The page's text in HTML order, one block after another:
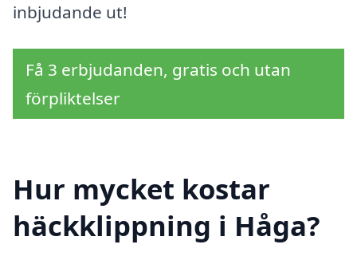
inbjudande ut!
Få 3 erbjudanden, gratis och utan
förpliktelser
Hur mycket kostar
häckklippning i Håga?